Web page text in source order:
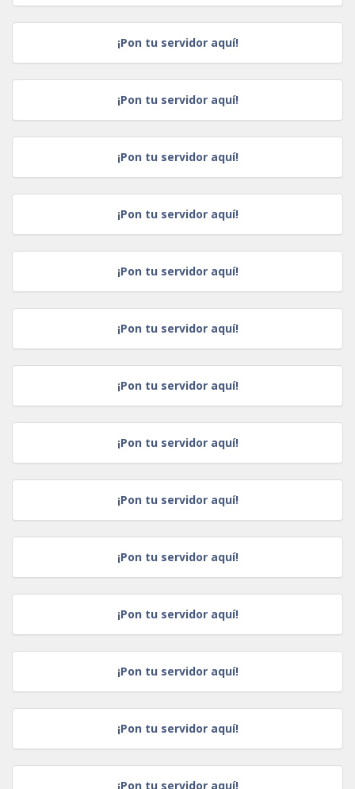
¡Pon tu servidor aquí!
¡Pon tu servidor aquí!
¡Pon tu servidor aquí!
¡Pon tu servidor aquí!
¡Pon tu servidor aquí!
¡Pon tu servidor aquí!
¡Pon tu servidor aquí!
¡Pon tu servidor aquí!
¡Pon tu servidor aquí!
¡Pon tu servidor aquí!
¡Pon tu servidor aquí!
¡Pon tu servidor aquí!
¡Pon tu servidor aquí!
¡Pon tu servidor aquí!